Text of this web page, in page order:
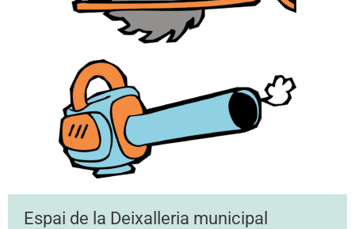
Espai de la Deixalleria municipal